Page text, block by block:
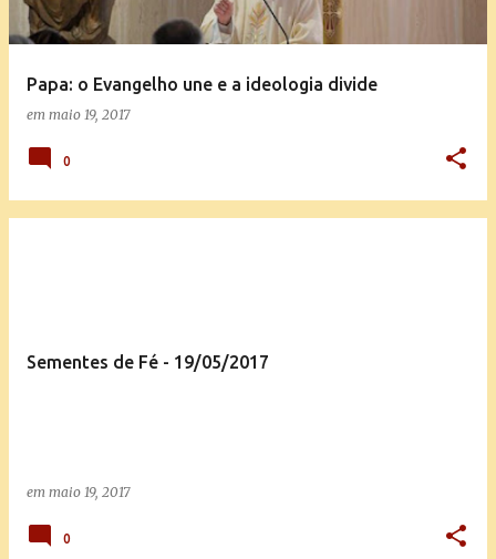
Papa: o Evangelho une e a ideologia divide
em maio 19, 2017
0
Sementes de Fé - 19/05/2017
em maio 19, 2017
0